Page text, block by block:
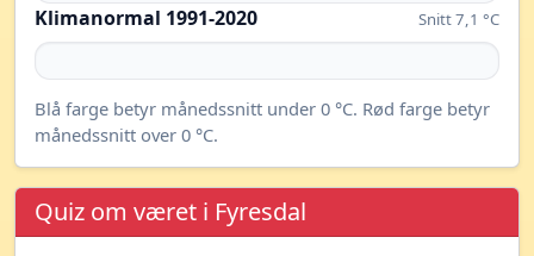
Klimanormal 1991-2020 Snitt 7,1 °C
Blå farge betyr månedssnitt under 0 °C. Rød farge betyr
månedssnitt over 0 °C.
Quiz om været i Fyresdal